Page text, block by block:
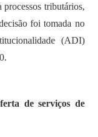
processos tributários,
foi tomada no
(ADI)
de serviços de